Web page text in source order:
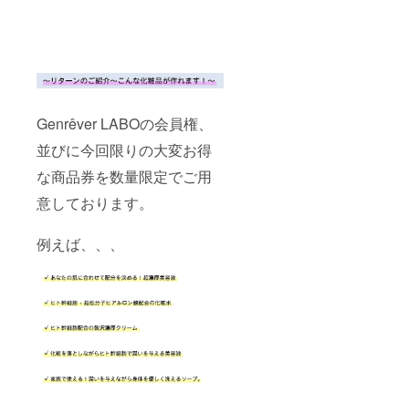
Genrêver LABOの会員権、
並びに今回限りの大変お得
な商品券を数量限定でご用
意しております。
例えば、、、